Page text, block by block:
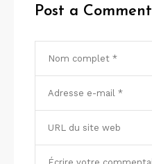
Post a Comment